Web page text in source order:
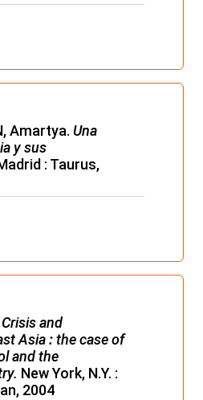
Amartya. Una
y sus
: Taurus,
Crisis and
Asia:the case of
and the
New York, N.Y. :
2004